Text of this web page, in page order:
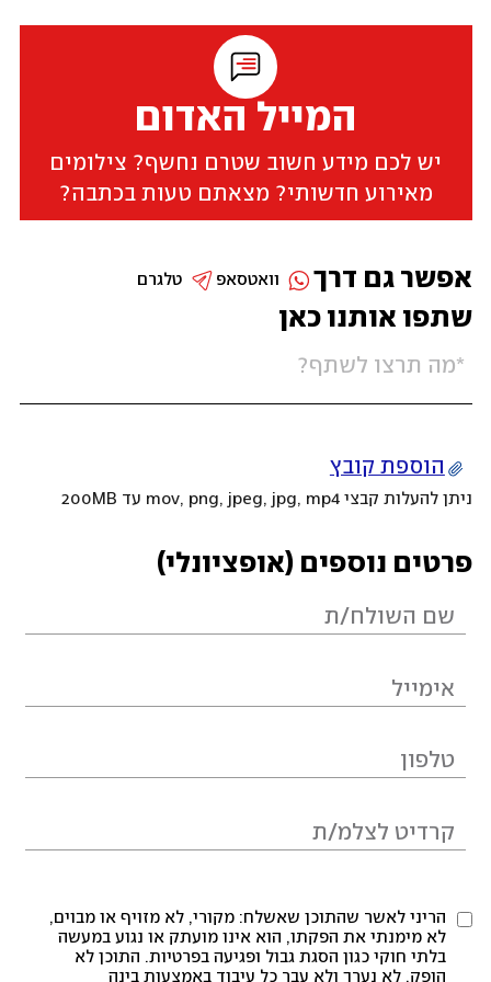
המייל האדום
יש לכם מידע חשוב שטרם נחשף? צילומים
מאירוע חדשותי? מצאתם טעות בכתבה?
שתפו אותנו כאן
הוספת קובץ
ניתן להעלות קבצי mov, png, jpeg, jpg, mp4 עד 200MB
פרטים נוספים (אופציונלי)
הריני לאשר שהתוכן שאשלח: מקורי, לא מזויף או מבוים,
לא מימנתי את הפקתו, הוא אינו מועתק או נגוע במעשה
בלתי חוקי כגון הסגת גבול ופגיעה בפרטיות. התוכן לא
הופק, לא נערך ולא עבר כל עיבוד באמצעות בינה
אפשר גם דרך טלגרם וואטסאפ